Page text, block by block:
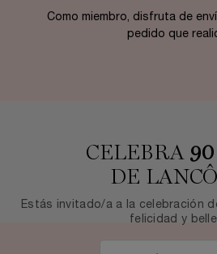
Como miembro, disfruta de
pedido que
CELEBRA 90
DE
Estás invitado/a a la celebración
felicidad y